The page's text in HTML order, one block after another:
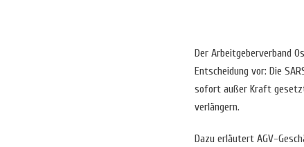
Der Arbeitgeberverband
Entscheidung vor: Die
sofort außer Kraft
verlängern.
Dazu erläutert AGV-